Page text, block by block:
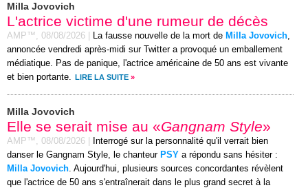
Milla Jovovich
L'actrice victime d'une rumeur de décès
AMP™, 08/08/2026 La fausse nouvelle de la mort de Milla Jovovich,
annoncée vendredi après-midi sur Twitter a provoqué un emballement
médiatique. Pas de panique, l'actrice américaine de 50 ans est vivante
et bien portante.
LIRE LA SUITE »
Milla Jovovich
Elle se serait mise au «Gangnam Style»
AMP™, 08/08/2026
Interrogé sur la personnalité qu'il verrait bien
danser le Gangnam Style, le chanteur PSY a répondu sans hésiter :
Milla Jovovich. Aujourd'hui, plusieurs sources concordantes révèlent
que l'actrice de 50 ans s'entraînerait dans le plus grand secret à la